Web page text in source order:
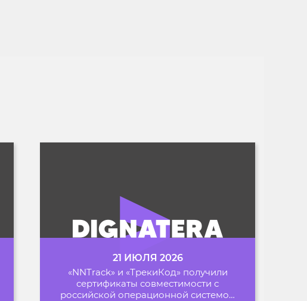
21 ИЮЛЯ 2026
«NNTrack» и «ТрекиКод» получили
сертификаты совместимости с
российской операционной системой